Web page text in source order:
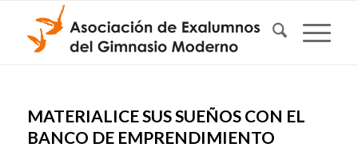
MATERIALICE SUS SUEÑOS CON EL
BANCO DE EMPRENDIMIENTO